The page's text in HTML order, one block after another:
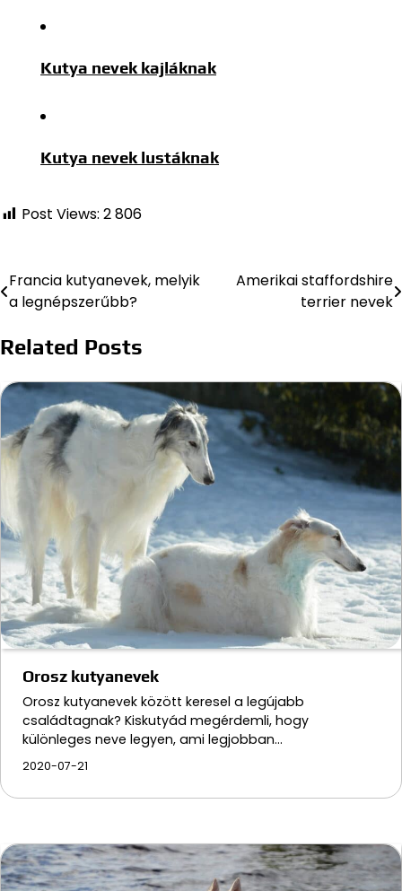
Kutya nevek kajláknak
Kutya nevek lustáknak
Post Views: 2 806
Bejegyzés
navigáció
Francia kutyanevek, melyik
a legnépszerűbb?
Amerikai staffordshire
terrier nevek
Related Posts
Orosz kutyanevek
Orosz kutyanevek között keresel a legújabb
családtagnak? Kiskutyád megérdemli, hogy
különleges neve legyen, ami legjobban…
2020-07-21